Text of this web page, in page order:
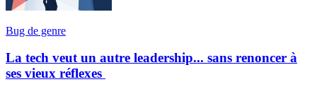
Bug de genre
La tech veut un autre leadership... sans renoncer à
ses vieux réflexes